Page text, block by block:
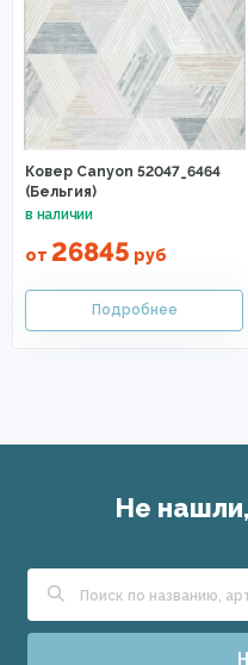
Ковер Canyon 52047_6464
(Бельгия)
от 26845 руб
Не